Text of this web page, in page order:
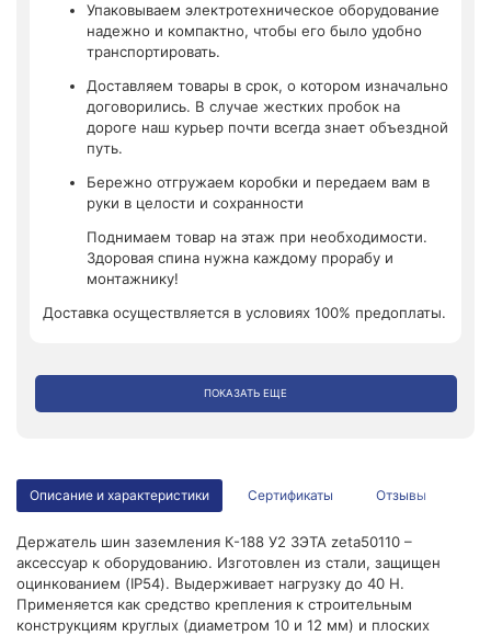
Упаковываем электротехническое оборудование
надежно и компактно, чтобы его было удобно
транспортировать.
Доставляем товары в срок, о котором изначально
договорились. В случае жестких пробок на
дороге наш курьер почти всегда знает объездной
путь.
Бережно отгружаем коробки и передаем вам в
руки в целости и сохранности
Поднимаем товар на этаж при необходимости.
Здоровая спина нужна каждому прорабу и
монтажнику!
Доставка осуществляется в условиях 100% предоплаты.
ПОКАЗАТЬ ЕЩЕ
Описание и характеристики Сертификаты Отзывы
Держатель шин заземления К-188 У2 ЗЭТА zeta50110 –
аксессуар к оборудованию. Изготовлен из стали, защищен
оцинкованием (IP54). Выдерживает нагрузку до 40 Н.
Применяется как средство крепления к строительным
конструкциям круглых (диаметром 10 и 12 мм) и плоских